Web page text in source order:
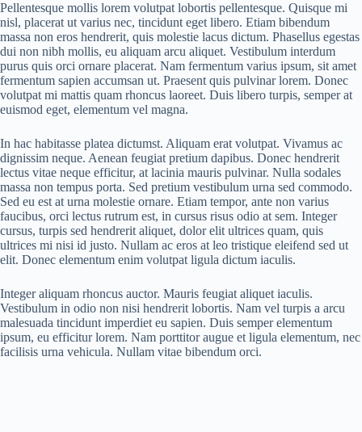
Pellentesque mollis lorem volutpat lobortis pellentesque. Quisque mi
nisl, placerat ut varius nec, tincidunt eget libero. Etiam bibendum
massa non eros hendrerit, quis molestie lacus dictum. Phasellus egestas
dui non nibh mollis, eu aliquam arcu aliquet. Vestibulum interdum
purus quis orci ornare placerat. Nam fermentum varius ipsum, sit amet
fermentum sapien accumsan ut. Praesent quis pulvinar lorem. Donec
volutpat mi mattis quam rhoncus laoreet. Duis libero turpis, semper at
euismod eget, elementum vel magna.
In hac habitasse platea dictumst. Aliquam erat volutpat. Vivamus ac
dignissim neque. Aenean feugiat pretium dapibus. Donec hendrerit
lectus vitae neque efficitur, at lacinia mauris pulvinar. Nulla sodales
massa non tempus porta. Sed pretium vestibulum urna sed commodo.
Sed eu est at urna molestie ornare. Etiam tempor, ante non varius
faucibus, orci lectus rutrum est, in cursus risus odio at sem. Integer
cursus, turpis sed hendrerit aliquet, dolor elit ultrices quam, quis
ultrices mi nisi id justo. Nullam ac eros at leo tristique eleifend sed ut
elit. Donec elementum enim volutpat ligula dictum iaculis.
Integer aliquam rhoncus auctor. Mauris feugiat aliquet iaculis.
Vestibulum in odio non nisi hendrerit lobortis. Nam vel turpis a arcu
malesuada tincidunt imperdiet eu sapien. Duis semper elementum
ipsum, eu efficitur lorem. Nam porttitor augue et ligula elementum, nec
facilisis urna vehicula. Nullam vitae bibendum orci.